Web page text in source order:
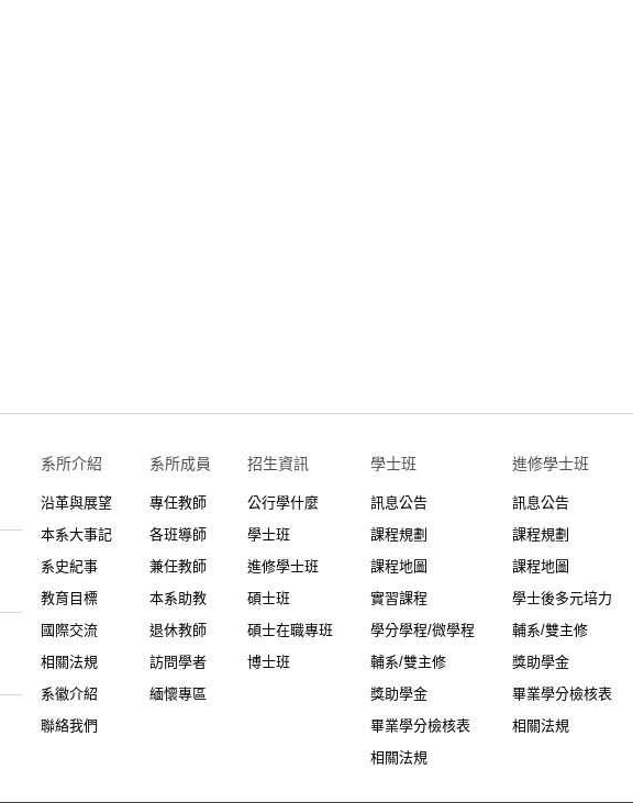
系所介紹
沿革與展望
本系大事記
系史紀事
教育目標
國際交流
相關法規
系徽介紹
聯絡我們
系所成員
專任教師
各班導師
兼任教師
本系助教
退休教師
訪問學者
緬懷專區
招生資訊
公行學什麼
學士班
進修學士班
碩士班
碩士在職專班
博士班
學士班⠀⠀
訊息公告
課程規劃
課程地圖
實習課程
學分學程/微學程
輔系/雙主修
獎助學金
畢業學分檢核表
相關法規
進修學士班
訊息公告
課程規劃
課程地圖
學士後多元培力
輔系/雙主修
獎助學金
畢業學分檢核表
相關法規